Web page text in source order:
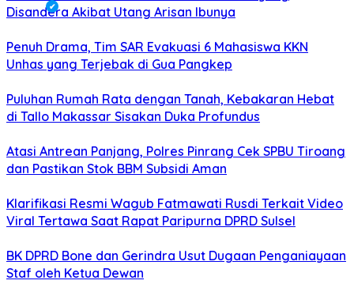
Disandera Akibat Utang Arisan Ibunya
Penuh Drama, Tim SAR Evakuasi 6 Mahasiswa KKN
Unhas yang Terjebak di Gua Pangkep
Puluhan Rumah Rata dengan Tanah, Kebakaran Hebat
di Tallo Makassar Sisakan Duka Profundus
Atasi Antrean Panjang, Polres Pinrang Cek SPBU Tiroang
dan Pastikan Stok BBM Subsidi Aman
Klarifikasi Resmi Wagub Fatmawati Rusdi Terkait Video
Viral Tertawa Saat Rapat Paripurna DPRD Sulsel
BK DPRD Bone dan Gerindra Usut Dugaan Penganiayaan
Staf oleh Ketua Dewan